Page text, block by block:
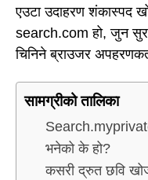
एउटा उदाहरण शंकास्पद
search.com हो, जुन
चिनिने ब्राउजर
सामग्रीको तालिका
भनेको के हो?
कसरी द्रुत छवि